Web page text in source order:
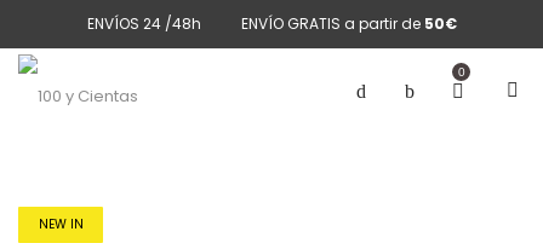
ENVÍOS 24 /48h ENVÍO GRATIS a partir de 50€
0
NEW IN